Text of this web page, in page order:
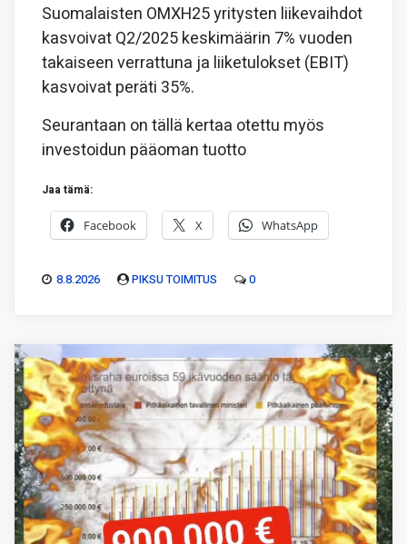
Suomalaisten OMXH25 yritysten liikevaihdot
kasvoivat Q2/2025 keskimäärin 7% vuoden
takaiseen verrattuna ja liiketulokset (EBIT)
kasvoivat peräti 35%.
Seurantaan on tällä kertaa otettu myös
investoidun pääoman tuotto
Jaa tämä:
Facebook X WhatsApp
8.8.2026 PIKSU TOIMITUS 0